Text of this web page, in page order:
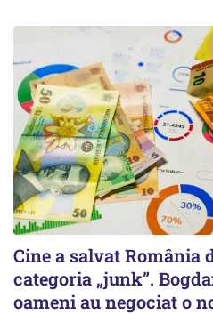
Cine a salvat România
categoria „junk”.
oameni au negociat o